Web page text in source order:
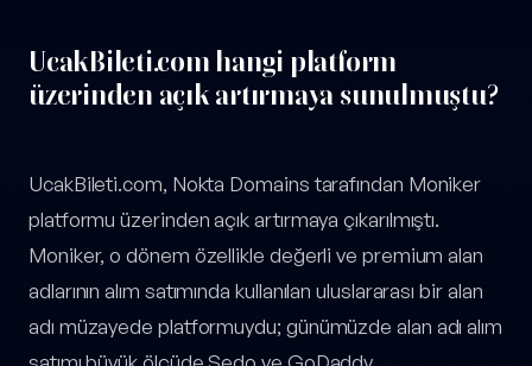
UcakBileti.com hangi platform
üzerinden açık artırmaya sunulmuştu?
UcakBileti.com, Nokta Domains tarafından Moniker
platformu üzerinden açık artırmaya çıkarılmıştı.
Moniker, o dönem özellikle değerli ve premium alan
adlarının alım satımında kullanılan uluslararası bir alan
adı müzayede platformuydu; günümüzde alan adı alım